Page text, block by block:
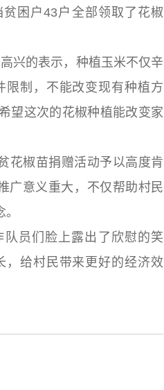
困户43户全部领取了花椒
兴的表示，种植玉米不仅辛
限制，不能改变现有种植方
望这次的花椒种植能改变家
花椒苗捐赠活动予以高度肯
广意义重大，不仅帮助村民
员们脸上露出了欣慰的笑
，给村民带来更好的经济效